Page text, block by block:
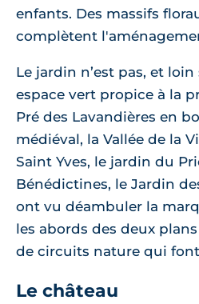
enfants. Des massifs
complètent
Le jardin n’est pas, et loin
espace vert propice à la
Pré des Lavandières en
médiéval, la Vallée de la
Saint Yves, le jardin du
Bénédictines, le Jardin
ont vu déambuler la
les abords des deux
de circuits nature qui
Le château